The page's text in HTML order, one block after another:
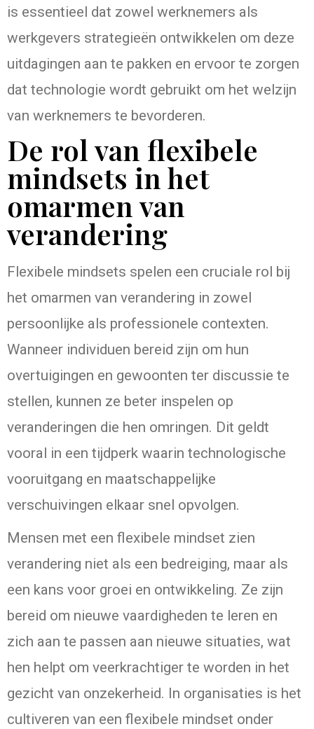
is essentieel dat zowel werknemers als
werkgevers strategieën ontwikkelen om deze
uitdagingen aan te pakken en ervoor te zorgen
dat technologie wordt gebruikt om het welzijn
van werknemers te bevorderen.
De rol van flexibele
mindsets in het
omarmen van
verandering
Flexibele mindsets spelen een cruciale rol bij
het omarmen van verandering in zowel
persoonlijke als professionele contexten.
Wanneer individuen bereid zijn om hun
overtuigingen en gewoonten ter discussie te
stellen, kunnen ze beter inspelen op
veranderingen die hen omringen. Dit geldt
vooral in een tijdperk waarin technologische
vooruitgang en maatschappelijke
verschuivingen elkaar snel opvolgen.
Mensen met een flexibele mindset zien
verandering niet als een bedreiging, maar als
een kans voor groei en ontwikkeling. Ze zijn
bereid om nieuwe vaardigheden te leren en
zich aan te passen aan nieuwe situaties, wat
hen helpt om veerkrachtiger te worden in het
gezicht van onzekerheid. In organisaties is het
cultiveren van een flexibele mindset onder